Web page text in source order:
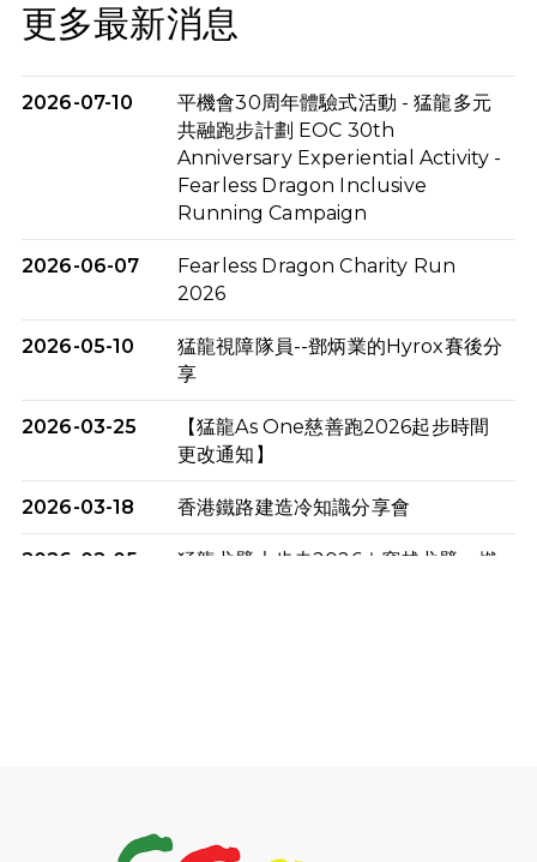
更多最新消息
2026-07-10
平機會30周年體驗式活動 - 猛龍多元
共融跑步計劃 EOC 30th
Anniversary Experiential Activity -
Fearless Dragon Inclusive
Running Campaign
2026-06-07
Fearless Dragon Charity Run
2026
2026-05-10
猛龍視障隊員--鄧炳業的Hyrox賽後分
享
2026-03-25
【猛龍As One慈善跑2026起步時間
更改通知】
2026-03-18 香港鐵路建造冷知識分享會
2026-02-05
猛龍戈壁大步走2026｜穿越戈壁．燃